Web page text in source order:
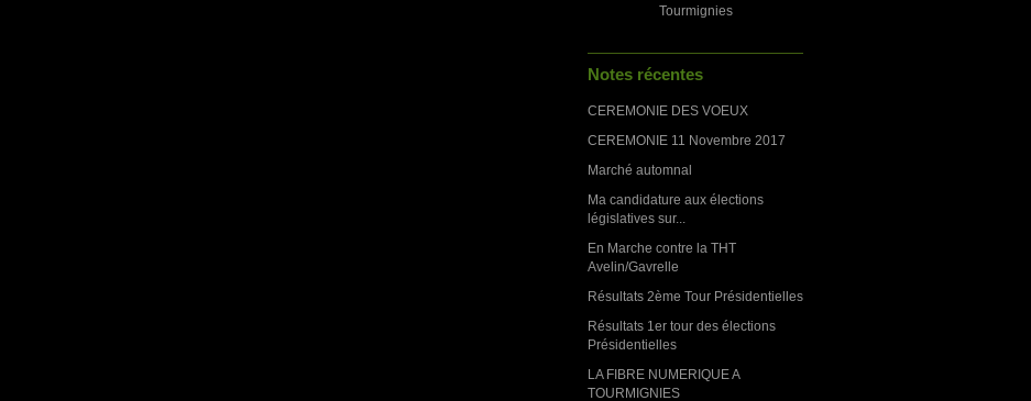
Tourmignies
Notes récentes
CEREMONIE DES VOEUX
CEREMONIE 11 Novembre 2017
Marché automnal
Ma candidature aux élections
législatives sur...
En Marche contre la THT
Avelin/Gavrelle
Résultats 2ème Tour Présidentielles
Résultats 1er tour des élections
Présidentielles
LA FIBRE NUMERIQUE A
TOURMIGNIES